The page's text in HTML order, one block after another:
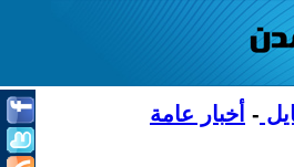
- أخبار عامة